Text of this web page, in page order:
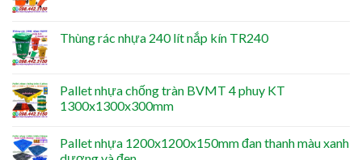
Thùng rác nhựa 240 lít nắp kín TR240
Pallet nhựa chống tràn BVMT 4 phuy KT
1300x1300x300mm
Pallet nhựa 1200x1200x150mm đan thanh màu xanh